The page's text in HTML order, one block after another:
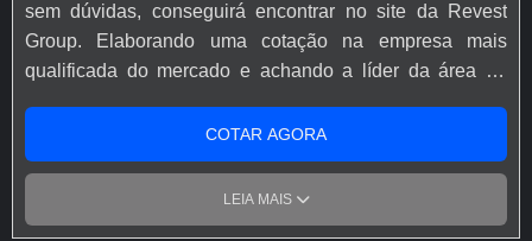
sem dúvidas, conseguirá encontrar no site da Revest
Group. Elaborando uma cotação na empresa mais
qualificada do mercado e achando a líder da área de
externa , com a Revest Group atingirá eficiência com
comprometimento com os resultados dos clientes. MAIS
SOBRE PISOS DRENANTES PARA ÁREA EXTERNA
Há muitas maneiras eficientes de demonstrar
COTAR AGORA
LEIA MAIS